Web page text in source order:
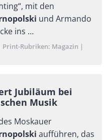
mit den
und Armando
ins …
Print-Rubriken Magazin
Jubiläum bei
Musik
Moskauer
aufführen, das